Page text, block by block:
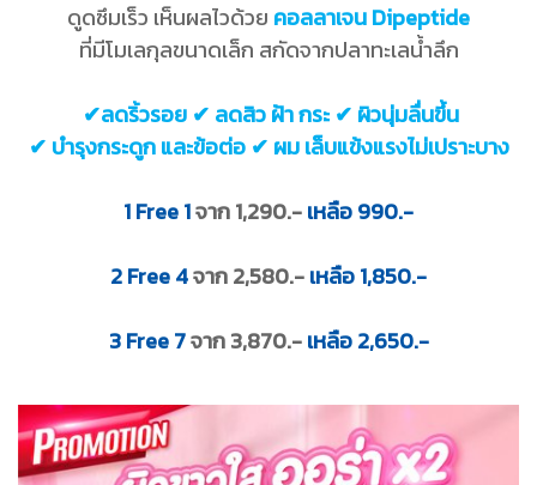
ดูดซึมเร็ว เห็นผลไวด้วย คอลลาเจน Dipeptide
ที่มีโมเลกุลขนาดเล็ก สกัดจากปลาทะเลน้ำลึก
✔ลดริ้วรอย ✔ ลดสิว ฝ้า กระ ✔ ผิวนุ่มลื่นขึ้น
✔ บำรุงกระดูก และข้อต่อ ✔ ผม เล็บแข้งแรงไม่เปราะบาง
1 Free 1จาก 1,290.-เหลือ 990.-
2 Free 4จาก 2,580.-เหลือ 1,850.-
3 Free 7จาก 3,870.-เหลือ 2,650.-